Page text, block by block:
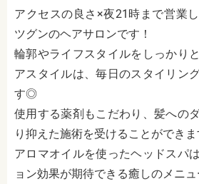
アクセスの良さ×夜21時まで営業
ツグンのヘアサロンです！
輪郭やライフスタイルをしっかり
アスタイルは、毎日のスタイリン
す◎
使用する薬剤もこだわり、髪への
り抑えた施術を受けることができま
アロマオイルを使ったヘッドスパ
ョン効果が期待できる癒しのメニュ